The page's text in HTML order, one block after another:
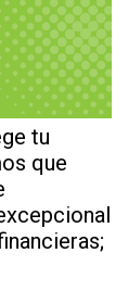
tu
que